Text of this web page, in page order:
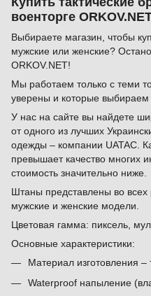
военторге
Выбираете магазин, чтобы
мужские или женские?
ORKOV.NET!
Мы работаем только с теми
уверены и которые выбираем
У нас на сайте вы найдете
от одного из лучших
одежды – компании UATAC.
превышает качество многих
стоимость значительно ниже.
Штаны представлены во всех
мужские и женские модели.
Цветовая гамма: пиксель,
Основные характеристики:
Материал изготовления –
Waterproof напыление